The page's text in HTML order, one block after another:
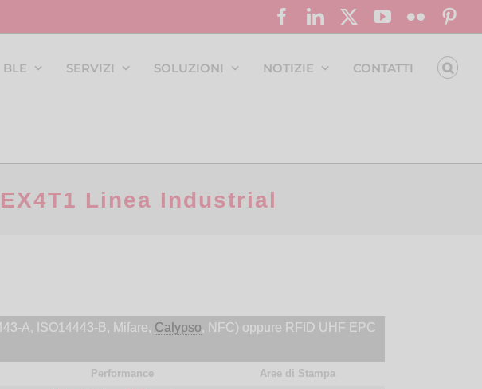
Facebook
LinkedInYouTube
Flickr
BLE SERVIZI SOLUZIONI NOTIZIE CONTATTI
Linea Industrial
A, ISO14443-B, Mifare, Calypso, NFC) oppure RFID UHF EPC
Performance Aree di Stampa